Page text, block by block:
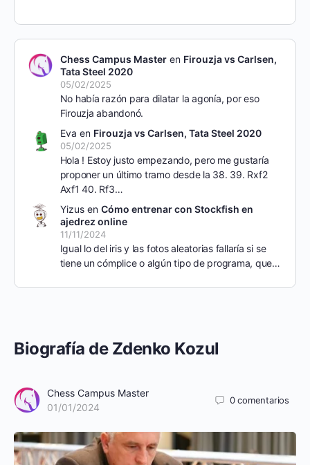
Biografía de Zdenko Kozul
Chess Campus Master
01/01/2024
0comentarios
Chess Campus Masteren Firouzja vs Carlsen,
Tata Steel 2020
05/02/2025
No había razón para dilatar la agonía, por eso
Firouzja abandonó.
Eva en Firouzja vs Carlsen, Tata Steel 2020
05/02/2025
Hola ! Estoy justo empezando, pero me gustaría
proponer un último tramo desde la 38. 39. Rxf2
Axf1 40. Rf3…
Yizusen Cómo entrenar con Stockfish en
ajedrez online
11/11/2024
Igual lo del iris y las fotos aleatorias fallaría si se
tiene un cómplice o algún tipo de programa, que…